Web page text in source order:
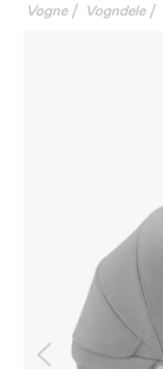
Vogne Vogndele